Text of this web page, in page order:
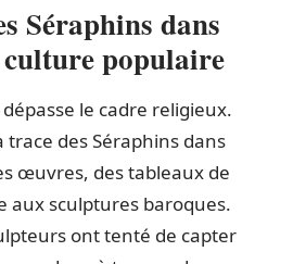
Séraphins dans
populaire
le cadre religieux.
des Séraphins dans
œuvres, des tableaux de
aux sculptures baroques.
ont tenté de capter